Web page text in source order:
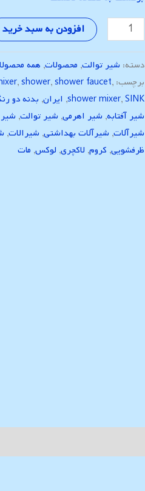
افزودن به سبد خرید
دسته: شیر توالت, محصولات, همه
برچسب:
,shower,shower faucet,
shower mixer,SINK
, ایران, بدنه دو
شیر آفتابه, شیر اهرمی, شیر توالت,
شیرآلات, شیرآلات بهداشتی, شیرالات,
ظرفشویی, کروم, لاکچری, لوکس, مات